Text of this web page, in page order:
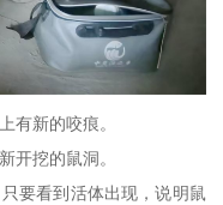
有新的咬痕。
开挖的鼠洞。
要看到活体出现，说明鼠